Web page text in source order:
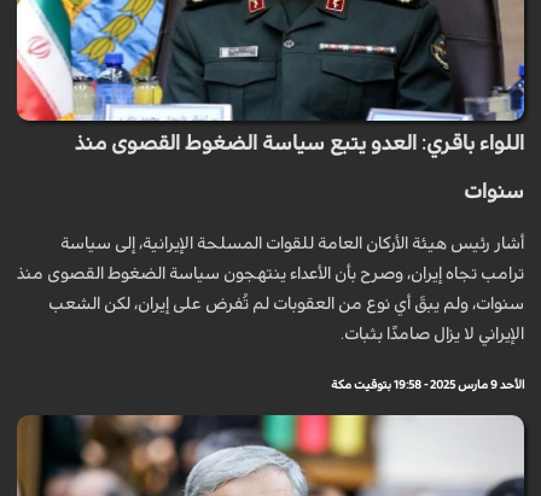
اللواء باقري: العدو يتبع سياسة الضغوط القصوى منذ
سنوات
أشار رئيس هيئة الأركان العامة للقوات المسلحة الإيرانية، إلى سياسة
ترامب تجاه إيران، وصرح بأن الأعداء ينتهجون سياسة الضغوط القصوى منذ
سنوات، ولم يبقَ أي نوع من العقوبات لم تُفرض على إيران، لكن الشعب
الإيراني لا يزال صامدًا بثبات.
الأحد 9 مارس 2025 - 19:58 بتوقيت مكة